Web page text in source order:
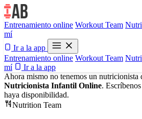
Entrenamiento online Workout Team
mí
Ir a la app
Entrenamiento online Workout Team
mí
Ir a la app
Ahora mismo no tenemos un nutricionista
Nutricionista Infantil Online.
haya disponibilidad.
Nutrition Team